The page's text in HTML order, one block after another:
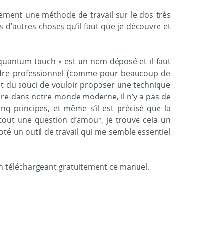
une méthode de travail sur le dos très
choses qu’il faut que je découvre et
touch » est un nom déposé et il faut
professionnel (comme pour beaucoup de
du souci de vouloir proposer une technique
dans notre monde moderne, il n’y a pas de
principes, et même s’il est précisé que la
une question d’amour, je trouve cela un
un outil de travail qui me semble essentiel
téléchargeant gratuitement ce manuel.